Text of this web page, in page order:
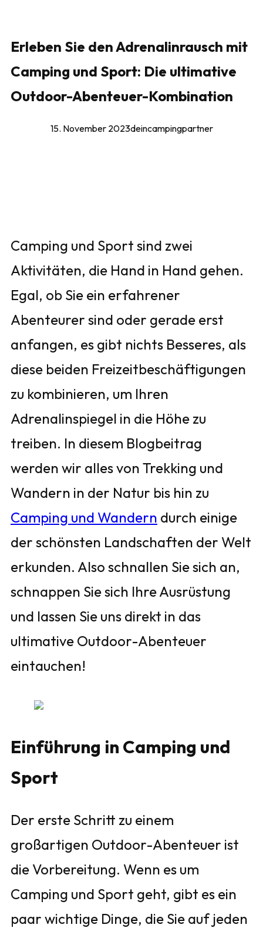
Erleben Sie den Adrenalinrausch mit
Camping und Sport: Die ultimative
Outdoor-Abenteuer-Kombination
15. November 2023deincampingpartner
Camping und Sport sind zwei
Aktivitäten, die Hand in Hand gehen.
Egal, ob Sie ein erfahrener
Abenteurer sind oder gerade erst
anfangen, es gibt nichts Besseres, als
diese beiden Freizeitbeschäftigungen
zu kombinieren, um Ihren
Adrenalinspiegel in die Höhe zu
treiben. In diesem Blogbeitrag
werden wir alles von Trekking und
Wandern in der Natur bis hin zu
Camping und Wandern durch einige
der schönsten Landschaften der Welt
erkunden. Also schnallen Sie sich an,
schnappen Sie sich Ihre Ausrüstung
und lassen Sie uns direkt in das
ultimative Outdoor-Abenteuer
eintauchen!
Einführung in Camping und
Sport
Der erste Schritt zu einem
großartigen Outdoor-Abenteuer ist
die Vorbereitung. Wenn es um
Camping und Sport geht, gibt es ein
paar wichtige Dinge, die Sie auf jeden